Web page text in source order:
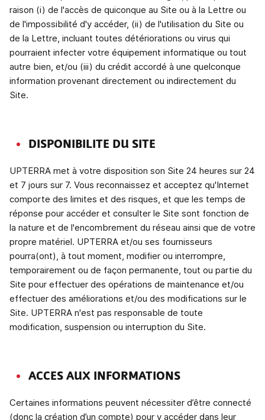
raison (i) de l'accès de quiconque au Site ou à la Lettre ou
de l'impossibilité d'y accéder, (ii) de l'utilisation du Site ou
de la Lettre, incluant toutes détériorations ou virus qui
pourraient infecter votre équipement informatique ou tout
autre bien, et/ou (iii) du crédit accordé à une quelconque
information provenant directement ou indirectement du
Site.
DISPONIBILITE DU SITE
UPTERRA met à votre disposition son Site 24 heures sur 24
et 7 jours sur 7. Vous reconnaissez et acceptez qu'Internet
comporte des limites et des risques, et que les temps de
réponse pour accéder et consulter le Site sont fonction de
la nature et de l'encombrement du réseau ainsi que de votre
propre matériel. UPTERRA et/ou ses fournisseurs
pourra(ont), à tout moment, modifier ou interrompre,
temporairement ou de façon permanente, tout ou partie du
Site pour effectuer des opérations de maintenance et/ou
effectuer des améliorations et/ou des modifications sur le
Site. UPTERRA n'est pas responsable de toute
modification, suspension ou interruption du Site.
ACCES AUX INFORMATIONS
Certaines informations peuvent nécessiter d’être connecté
(donc la création d’un compte) pour y accéder dans leur